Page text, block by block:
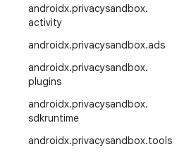
androidx.privacysandbox.
activity
androidx.privacysandbox.ads
androidx.privacysandbox.
plugins
androidx.privacysandbox.
sdkruntime
androidx.privacysandbox.tools